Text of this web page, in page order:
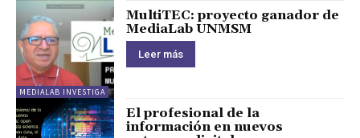
MEDIALAB INVESTIGA
MultiTEC: proyecto ganador de
MediaLab UNMSM
Leer más
El profesional de la
información en nuevos